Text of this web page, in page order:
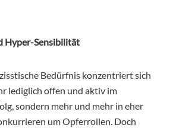
Hyper-Sensibilität
Bedürfnis konzentriert sich
lediglich offen und aktiv im
sondern mehr und mehr in eher
um Opferrollen. Doch